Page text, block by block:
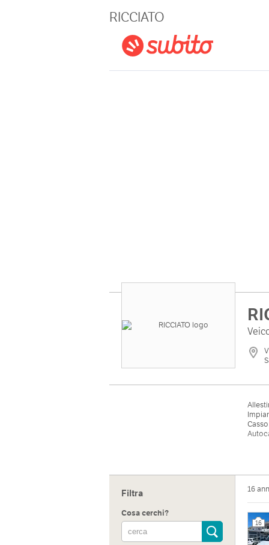
RICCIATO
Filtra
Cosa cerchi?
16
16